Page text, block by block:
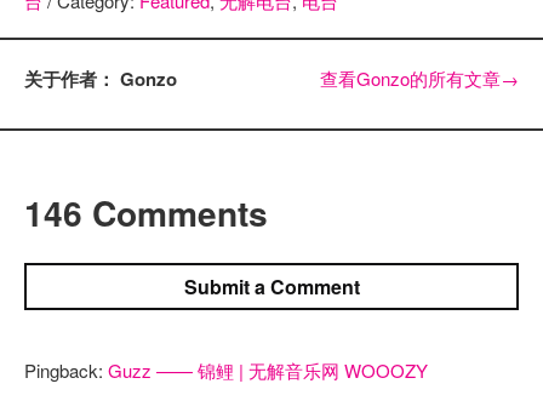
关于作者： Gonzo 查看Gonzo的所有文章→
146 Comments
Submit a Comment
Pingback: Guzz —— 锦鲤 | 无解音乐网 WOOOZY